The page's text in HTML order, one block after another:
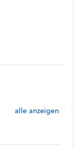
alle anzeigen